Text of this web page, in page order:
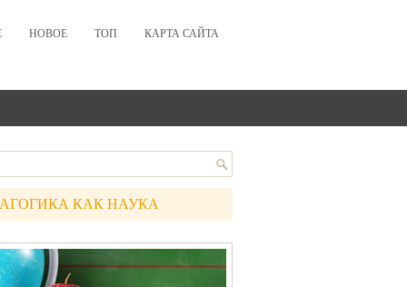
НОВОЕ ТОП КАРТА САЙТА
КАК НАУКА